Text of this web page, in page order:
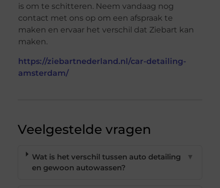
is om te schitteren. Neem vandaag nog
contact met ons op om een afspraak te
maken en ervaar het verschil dat Ziebart kan
maken.
https://ziebartnederland.nl/car-detailing-
amsterdam/
Veelgestelde vragen
Wat is het verschil tussen auto detailing
en gewoon autowassen?
▼